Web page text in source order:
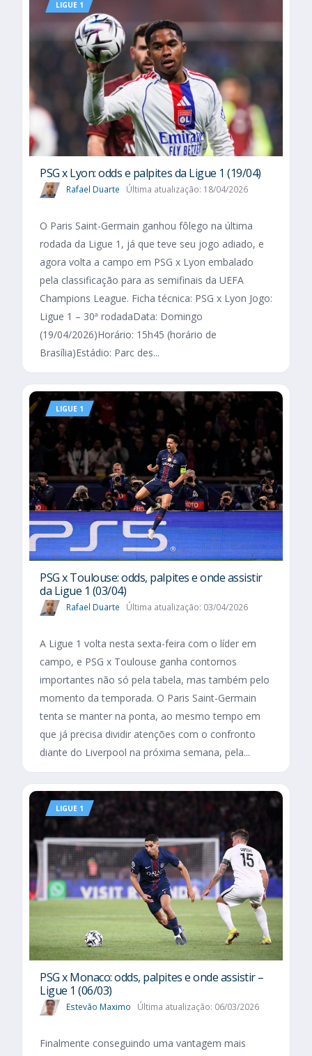
LIGUE 1
PSG x Lyon: odds e palpites da Ligue 1 (19/04)
Rafael Duarte Última atualização: 18/04/2026
O Paris Saint-Germain ganhou fôlego na última
rodada da Ligue 1, já que teve seu jogo adiado, e
agora volta a campo em PSG x Lyon embalado
pela classificação para as semifinais da UEFA
Champions League. Ficha técnica: PSG x Lyon Jogo:
Ligue 1 – 30ª rodadaData: Domingo
(19/04/2026)Horário: 15h45 (horário de
Brasília)Estádio: Parc des...
LIGUE 1
PSG x Toulouse: odds, palpites e onde assistir
da Ligue 1 (03/04)
Rafael Duarte Última atualização: 03/04/2026
A Ligue 1 volta nesta sexta-feira com o líder em
campo, e PSG x Toulouse ganha contornos
importantes não só pela tabela, mas também pelo
momento da temporada. O Paris Saint-Germain
tenta se manter na ponta, ao mesmo tempo em
que já precisa dividir atenções com o confronto
diante do Liverpool na próxima semana, pela...
LIGUE 1
PSG x Monaco: odds, palpites e onde assistir –
Ligue 1 (06/03)
Estevão Maximo Última atualização: 06/03/2026
Finalmente conseguindo uma vantagem mais